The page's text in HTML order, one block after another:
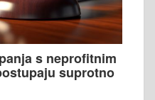
s neprofitnim
suprotno